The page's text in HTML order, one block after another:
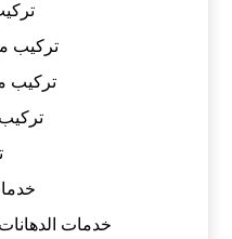
تركيب
تركيب
خدمات الدهانات فى